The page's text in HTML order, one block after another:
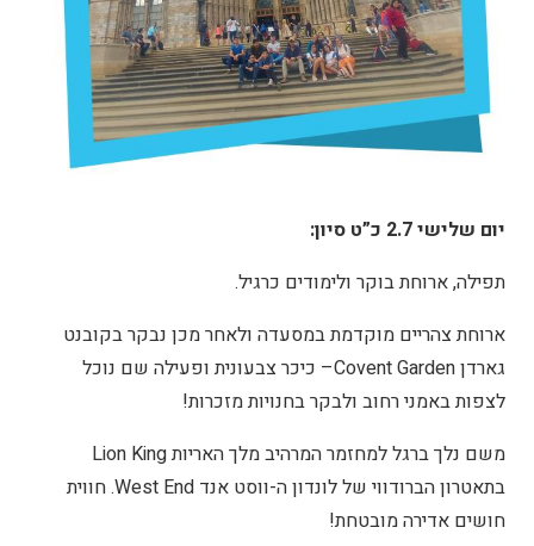
יום שלישי 2.7 כ”ט סיון:
תפילה, ארוחת בוקר ולימודים כרגיל.
ארוחת צהריים מוקדמת במסעדה ולאחר מכן נבקר בקובנט
גארדן Covent Garden– כיכר צבעונית ופעילה שם נוכל
לצפות באמני רחוב ולבקר בחנויות מזכרות!
משם נלך ברגל למחזמר המרהיב מלך האריות Lion King
בתאטרון הברודווי של לונדון ה-ווסט אנד West End. חווית
חושים אדירה מובטחת!